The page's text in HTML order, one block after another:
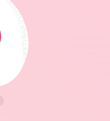
Cadeaux & Papeterie